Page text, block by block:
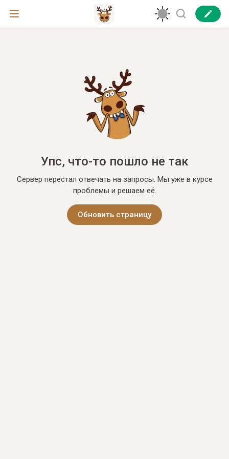
Упс, что-то пошло не так
Сервер перестал отвечать на запросы. Мы уже в курсе
проблемы и решаем её.
Обновить страницу